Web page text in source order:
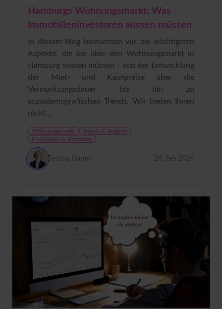
Hamburgs Wohnungsmarkt: Was
Immobilieninvestoren wissen müssen
In diesem Blog beleuchten wir die wichtigsten
Aspekte, die Sie über den Wohnungsmarkt in
Hamburg wissen müssen - von der Entwicklung
der Miet- und Kaufpreise über die
Vermarktungsdauer bis hin zu
soziodemografischen Trends. Wir bieten Ihnen
nicht...
Wohnungsmarkt
Trends & Insights
Investieren & Bewerten
Bettina Harms 26. Feb 2024